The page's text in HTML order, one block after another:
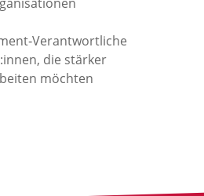
die stärker
möchten